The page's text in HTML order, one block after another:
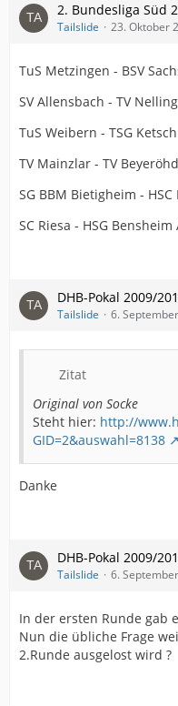
2. Bundesliga Süd
Tailslide 23. Oktober
TuS Metzingen - BSV
SV Allensbach - TV
TuS Weibern - TSG
TV Mainzlar - TV
SG BBM Bietigheim -
SC Riesa - HSG
DHB-Pokal 2009/
Tailslide 6.
Zitat
Original von Socke
Steht hier: http://
GID=2&auswahl=8138
Danke
DHB-Pokal 2009/
Tailslide 6.
In der ersten Runde gab
Nun die übliche Frage
2.Runde ausgelost wird ?